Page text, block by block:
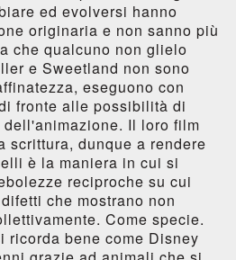
ed evolversi hanno
originaria e non sanno più
che qualcuno non glielo
e Sweetland non sono
eseguono con
fronte alle possibilità di
Il loro film
scrittura, dunque a rendere
è la maniera in cui si
reciproche su cui
che mostrano non
Come specie.
ricorda bene come Disney